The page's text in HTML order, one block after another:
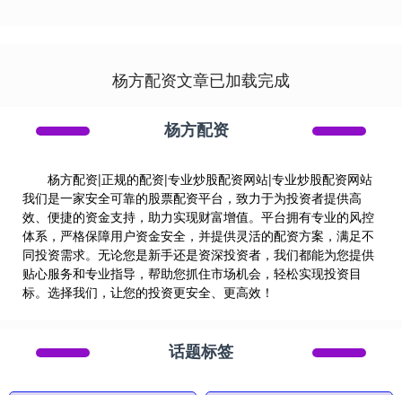
杨方配资文章已加载完成
杨方配资
杨方配资|正规的配资|专业炒股配资网站|专业炒股配资网站
我们是一家安全可靠的股票配资平台，致力于为投资者提供高
效、便捷的资金支持，助力实现财富增值。平台拥有专业的风控
体系，严格保障用户资金安全，并提供灵活的配资方案，满足不
同投资需求。无论您是新手还是资深投资者，我们都能为您提供
贴心服务和专业指导，帮助您抓住市场机会，轻松实现投资目
标。选择我们，让您的投资更安全、更高效！
话题标签